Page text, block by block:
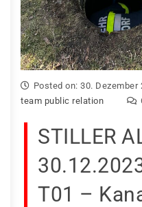
Posted on: 30. Dezember
team public relation
STILLER
T01 –